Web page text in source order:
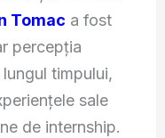
Tomac a fost
percepția
timpului,
sale
de internship.